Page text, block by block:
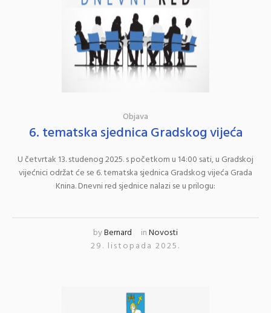
Objava
6. tematska sjednica Gradskog vijeća
U četvrtak 13. studenog 2025. s početkom u 14:00 sati, u Gradskoj
vijećnici održat će se 6. tematska sjednica Gradskog vijeća Grada
Knina. Dnevni red sjednice nalazi se u prilogu:
byBernard inNovosti
29. listopada 2025.